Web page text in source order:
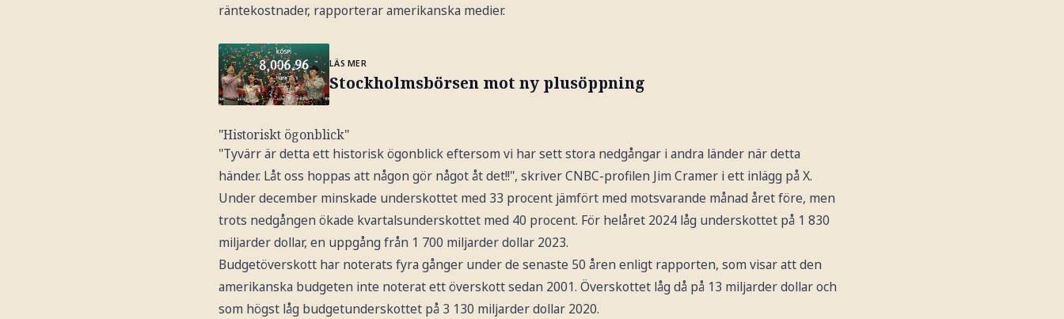
räntekostnader, rapporterar amerikanska medier.
LÄS MER
Stockholmsbörsen mot ny plusöppning
"Historiskt ögonblick"
"Tyvärr är detta ett historisk ögonblick eftersom vi har sett stora nedgångar i andra länder när detta
händer. Låt oss hoppas att någon gör något åt det!!", skriver CNBC-profilen Jim Cramer i ett inlägg på X.
Under december minskade underskottet med 33 procent jämfört med motsvarande månad året före, men
trots nedgången ökade kvartalsunderskottet med 40 procent. För helåret 2024 låg underskottet på 1 830
miljarder dollar, en uppgång från 1 700 miljarder dollar 2023.
Budgetöverskott har noterats fyra gånger under de senaste 50 åren enligt rapporten, som visar att den
amerikanska budgeten inte noterat ett överskott sedan 2001. Överskottet låg då på 13 miljarder dollar och
som högst låg budgetunderskottet på 3 130 miljarder dollar 2020.